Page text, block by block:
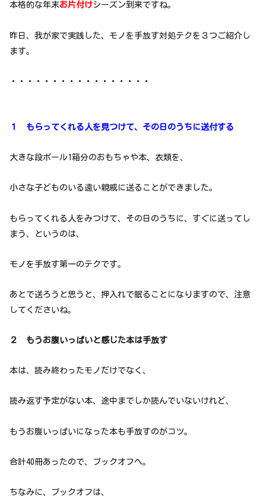
本格的な年末お片付けシーズン到来ですね。
昨日、我が家で実践した、モノを手放す対処テクを３つご紹介し
ます。
・・・・・・・・・・・・・・・・・
１ もらってくれる人を見つけて、その日のうちに送付する
大きな段ボール1箱分のおもちゃや本、衣類を、
小さな子どものいる遠い親戚に送ることができました。
もらってくれる人をみつけて、その日のうちに、すぐに送ってし
まう、というのは、
モノを手放す第一のテクです。
あとで送ろうと思うと、押入れで眠ることになりますので、注意
してくださいね。
２ もうお腹いっぱいと感じた本は手放す
本は、読み終わったモノだけでなく、
読み返す予定がない本、途中までしか読んでいないけれど、
もうお腹いっぱいになった本も手放すのがコツ。
合計40冊あったので、ブックオフへ。
ちなみに、ブックオフは、